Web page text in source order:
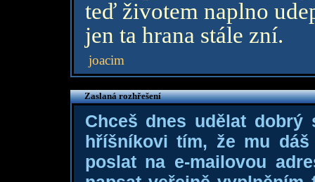
teď životem naplno
jen ta hrana stále zní.
joacim
Zaslaná rozhřešení
Chceš dnes udělat dobrý
hříšníkovi tím, že mu
poslat na e-mailovou